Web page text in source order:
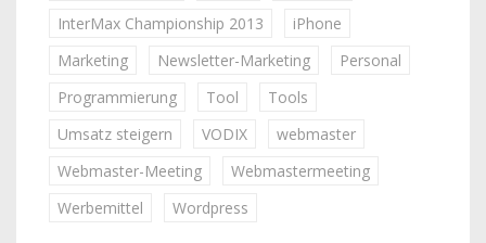
InterMax Championship 2013
iPhone
Marketing
Newsletter-Marketing
Personal
Programmierung
Tool
Tools
Umsatz steigern
VODIX
webmaster
Webmaster-Meeting
Webmastermeeting
Werbemittel
Wordpress